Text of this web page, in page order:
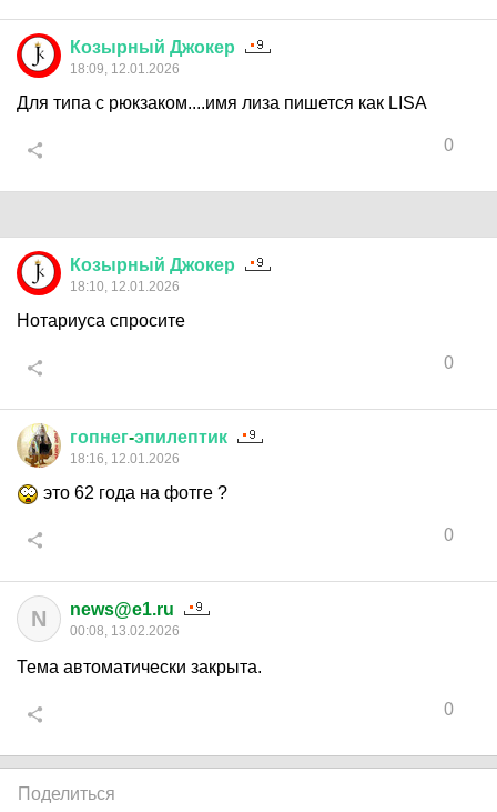
Козырный Джокер
18:09, 12.01.2026
Для типа с рюкзаком....имя лиза пишется как LISA
0
Козырный Джокер
18:10, 12.01.2026
Нотариуса спросите
0
гопнег-эпилептик
18:16, 12.01.2026
это 62 года на фотге ?
0
N news@e1.ru
00:08, 13.02.2026
Тема автоматически закрыта.
0
Поделиться